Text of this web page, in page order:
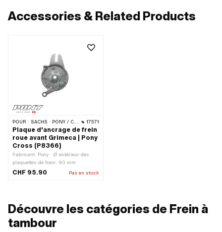
Accessories & Related Products
POUR : SACHS · PONY / CILO (BÊTA 521 & 512) 17571
Plaque d'ancrage de frein
roue avant Grimeca | Pony
Cross (P8366)
Fabricant: Pony · Ø extérieur des
plaquettes de frein: 90 mm
CHF 95.90 Pas en stock
Découvre les catégories de Frein à
tambour